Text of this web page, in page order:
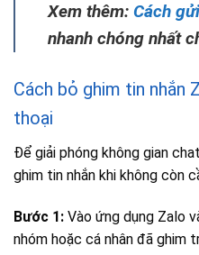
Xem thêm: Cách
nhanh chóng nhất
Cách bỏ ghim tin nhắn
thoại
Để giải phóng không gian
ghim tin nhắn khi không còn
Bước 1: Vào ứng dụng Zalo
nhóm hoặc cá nhân đã ghim